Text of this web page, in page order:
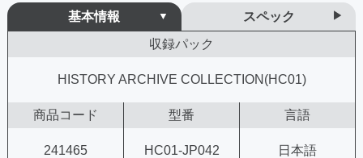
基本情報
スペック
収録パック
HISTORY ARCHIVE COLLECTION(HC01)
商品コード 型番 言語
241465 HC01-JP042 日本語